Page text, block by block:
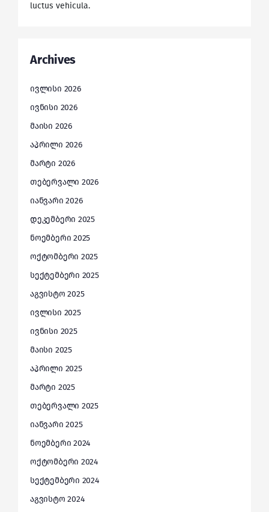
luctus vehicula.
Archives
ივლისი 2026
ივნისი 2026
მაისი 2026
აპრილი 2026
მარტი 2026
თებერვალი 2026
იანვარი 2026
დეკემბერი 2025
ნოემბერი 2025
ოქტომბერი 2025
სექტემბერი 2025
აგვისტო 2025
ივლისი 2025
ივნისი 2025
მაისი 2025
აპრილი 2025
მარტი 2025
თებერვალი 2025
იანვარი 2025
ნოემბერი 2024
ოქტომბერი 2024
სექტემბერი 2024
აგვისტო 2024